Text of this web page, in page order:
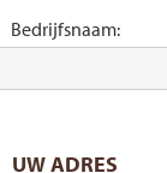
Bedrijfsnaam:
UW ADRES